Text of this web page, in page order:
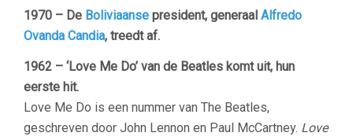
1970 – De Boliviaanse president, generaal Alfredo
Ovanda Candia, treedt af.
1962 – ‘Love Me Do’ van de Beatles komt uit, hun
eerste hit.
Love Me Do is een nummer van The Beatles,
geschreven door John Lennon en Paul McCartney. Love